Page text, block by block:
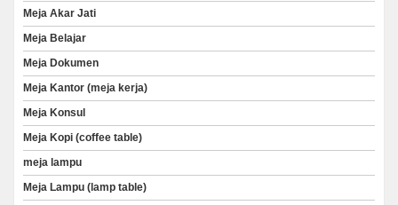
Meja Akar Jati
Meja Belajar
Meja Dokumen
Meja Kantor (meja kerja)
Meja Konsul
Meja Kopi (coffee table)
meja lampu
Meja Lampu (lamp table)